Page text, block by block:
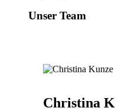
Unser Team
Christina